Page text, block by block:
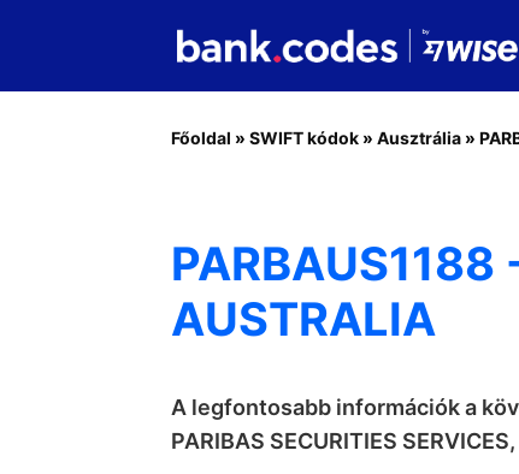
Főoldal » SWIFT kódok » Ausztrália »
PARBAUS1188
AUSTRALIA
A legfontosabb információk a
PARIBAS SECURITIES